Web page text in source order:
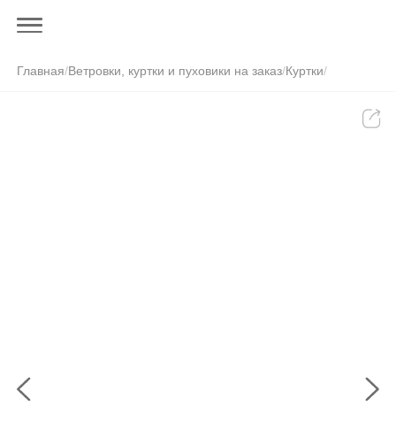
Главная/Ветровки, куртки и пуховики на заказ/Куртки/